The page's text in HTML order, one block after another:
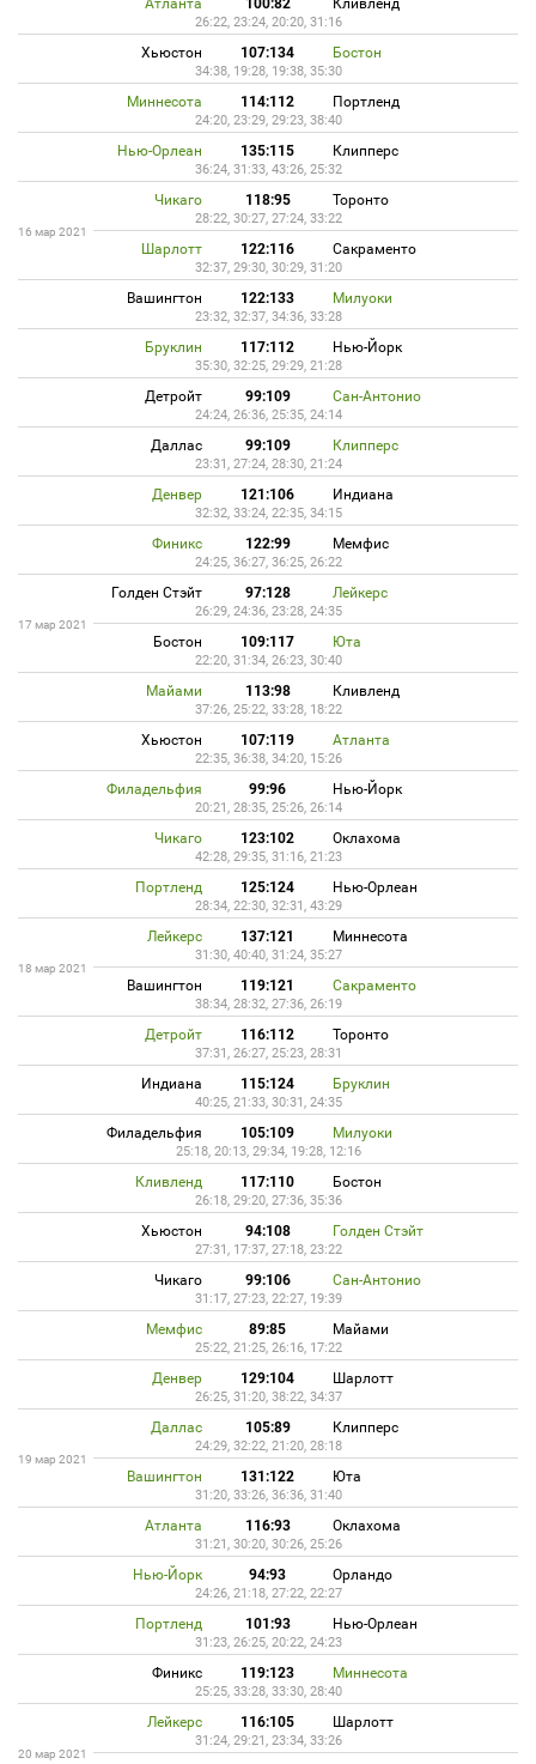
Атланта 100:82 Кливленд
26:22, 23:24, 20:20, 31:16
Хьюстон 107:134 Бостон
34:38, 19:28, 19:38, 35:30
Миннесота 114:112 Портленд
24:20, 23:29, 29:23, 38:40
Нью-Орлеан 135:115 Клипперс
36:24, 31:33, 43:26, 25:32
Чикаго 118:95 Торонто
28:22, 30:27, 27:24, 33:22
16 мар 2021
Шарлотт 122:116 Сакраменто
32:37, 29:30, 30:29, 31:20
Вашингтон 122:133 Милуоки
23:32, 32:37, 34:36, 33:28
Бруклин 117:112 Нью-Йорк
35:30, 32:25, 29:29, 21:28
Детройт 99:109 Сан-Антонио
24:24, 26:36, 25:35, 24:14
Даллас 99:109 Клипперс
23:31, 27:24, 28:30, 21:24
Денвер 121:106 Индиана
32:32, 33:24, 22:35, 34:15
Финикс 122:99 Мемфис
24:25, 36:27, 36:25, 26:22
Голден Стэйт 97:128 Лейкерс
26:29, 24:36, 23:28, 24:35
17 мар 2021
Бостон 109:117 Юта
22:20, 31:34, 26:23, 30:40
Майами 113:98 Кливленд
37:26, 25:22, 33:28, 18:22
Хьюстон 107:119 Атланта
22:35, 36:38, 34:20, 15:26
Филадельфия 99:96 Нью-Йорк
20:21, 28:35, 25:26, 26:14
Чикаго 123:102 Оклахома
42:28, 29:35, 31:16, 21:23
Портленд 125:124 Нью-Орлеан
28:34, 22:30, 32:31, 43:29
Лейкерс 137:121 Миннесота
31:30, 40:40, 31:24, 35:27
18 мар 2021
Вашингтон 119:121 Сакраменто
38:34, 28:32, 27:36, 26:19
Детройт 116:112 Торонто
37:31, 26:27, 25:23, 28:31
Индиана 115:124 Бруклин
40:25, 21:33, 30:31, 24:35
Филадельфия 105:109 Милуоки
25:18, 20:13, 29:34, 19:28, 12:16
Кливленд 117:110 Бостон
26:18, 29:20, 27:36, 35:36
Хьюстон 94:108 Голден Стэйт
27:31, 17:37, 27:18, 23:22
Чикаго 99:106 Сан-Антонио
31:17, 27:23, 22:27, 19:39
Мемфис 89:85 Майами
25:22, 21:25, 26:16, 17:22
Денвер 129:104 Шарлотт
26:25, 31:20, 38:22, 34:37
Даллас 105:89 Клипперс
24:29, 32:22, 21:20, 28:18
19 мар 2021
Вашингтон 131:122 Юта
31:20, 33:26, 36:36, 31:40
Атланта 116:93 Оклахома
31:21, 30:20, 30:26, 25:26
Нью-Йорк 94:93 Орландо
24:26, 21:18, 27:22, 22:27
Портленд 101:93 Нью-Орлеан
31:23, 26:25, 20:22, 24:23
Финикс 119:123 Миннесота
25:25, 33:28, 33:30, 28:40
Лейкерс 116:105 Шарлотт
31:24, 29:21, 23:34, 33:26
20 мар 2021